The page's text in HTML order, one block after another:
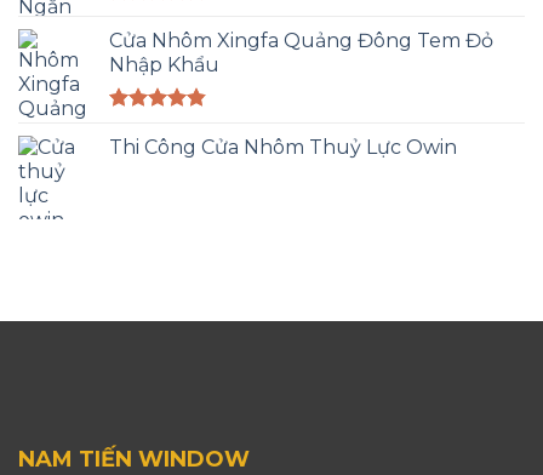
hạng5.00
5 sao
Cửa Nhôm Xingfa Quảng Đông Tem Đỏ
Nhập Khẩu
hạng4.83
Thi Công Cửa Nhôm Thuỷ Lực Owin
NAM TIẾN WINDOW